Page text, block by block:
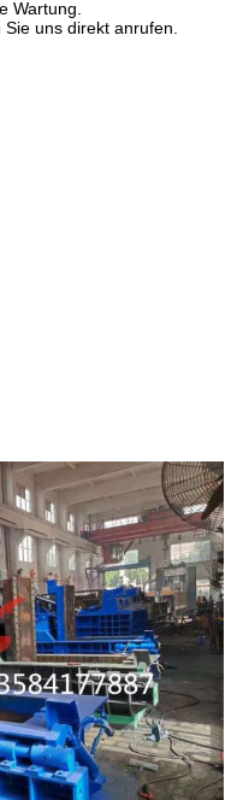
Wartung.
uns direkt anrufen.